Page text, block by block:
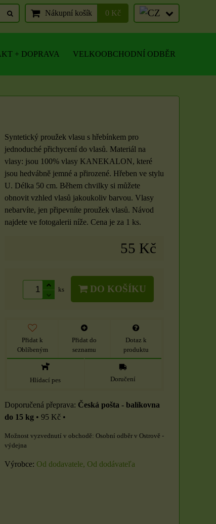
Nákupní košík 0 Kč
+ DOPRAVA VELKOOBCHODNÍ ODBĚR
Syntetický proužek vlasu s hřebínkem pro
jednoduché přichycení do vlasů. Materiál na
vlasy: jsou 100% vlasy KANEKALON, které
jsou hedvábně jemné a přirozené. Hřeben ve stylu
U. Délka 50 cm. Během chvilky si můžete
obnovit vzhled vlasů jakoukoliv barvou. Vlasy
nebarvíte, jen připevníte proužek vlasů. Návod
najdete ve fotogalerii níže. Cena je za 1 ks.
55 Kč
ks DO KOŠÍKU
Přidat k
Oblíbeným
Přidat do
seznamu
Dotaz k
produktu
Hlídací pes Doručení
Česká pošta - balíkovna
do 15 kg • 95 Kč •
Osobní odběr v Ostrově -
výdejna
Výrobce: Od dodavatele, Od dodávateľa